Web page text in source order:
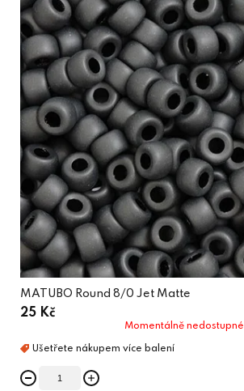
MATUBO Round 8/0 Jet Matte
25 Kč
Momentálně nedostupné